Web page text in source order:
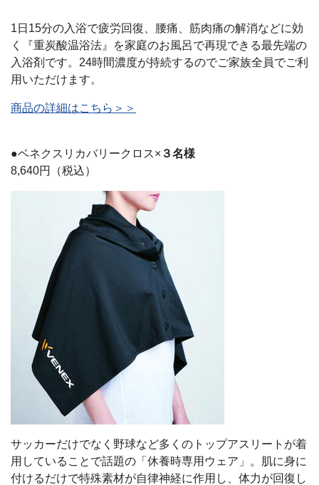
1日15分の入浴で疲労回復、腰痛、筋肉痛の解消などに効
く『重炭酸温浴法』を家庭のお風呂で再現できる最先端の
入浴剤です。24時間濃度が持続するのでご家族全員でご利
用いただけます。
商品の詳細はこちら＞＞
●ベネクスリカバリークロス× ３名様
8,640円（税込）
サッカーだけでなく野球など多くのトップアスリートが着
用していることで話題の「休養時専用ウェア」。肌に身に
付けるだけで特殊素材が自律神経に作用し、体力が回復し